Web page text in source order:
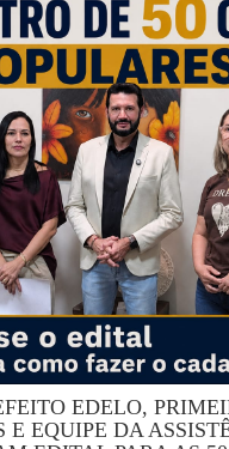
EDELO,
E EQUIPE DA